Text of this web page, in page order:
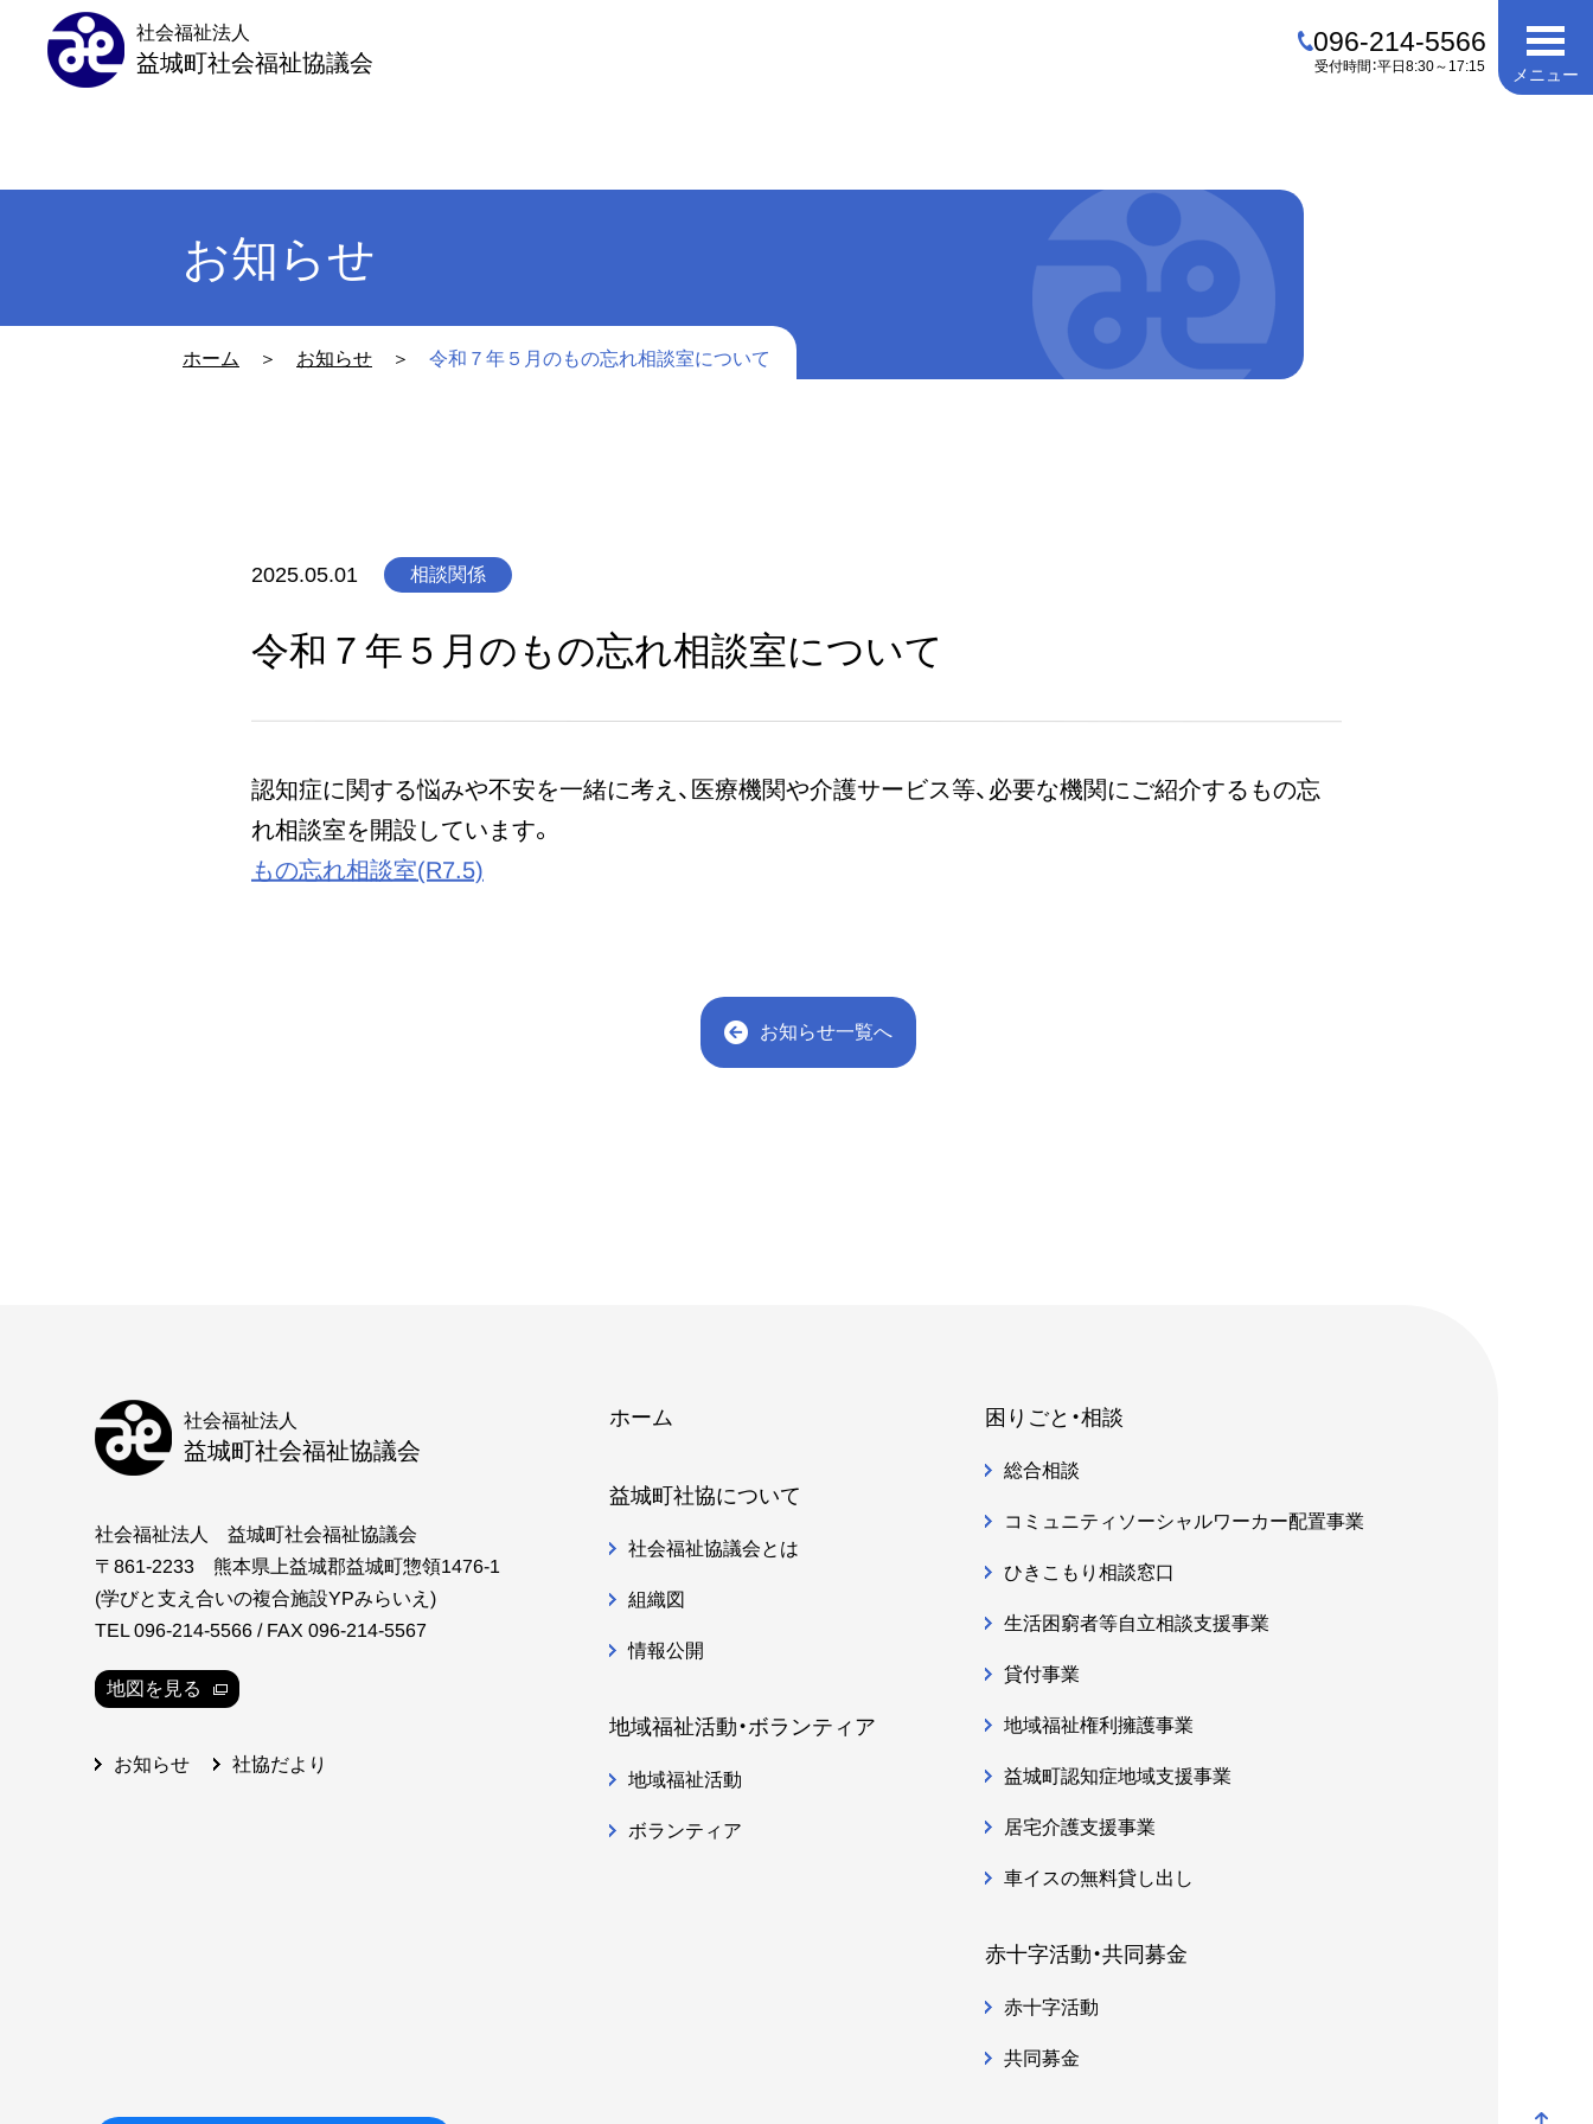
社会福祉法人
益城町社会福祉協議会 メニュー
096-214-5566
受付時間：平日8:30～17:15
お知らせ
ホーム ＞ お知らせ ＞ 令和７年５月のもの忘れ相談室について
2025.05.01 相談関係
令和７年５月のもの忘れ相談室について
認知症に関する悩みや不安を一緒に考え、医療機関や介護サービス等、必要な機関にご紹介するもの忘
れ相談室を開設しています。
もの忘れ相談室(R7.5)
お知らせ一覧へ
社会福祉法人
益城町社会福祉協議会
社会福祉法人 益城町社会福祉協議会
〒861-2233 熊本県上益城郡益城町惣領1476-1
(学びと支え合いの複合施設YPみらいえ)
TEL 096-214-5566 / FAX 096-214-5567
地図を見る
お知らせ 社協だより
ホーム
益城町社協について
社会福祉協議会とは
組織図
情報公開
地域福祉活動・ボランティア
地域福祉活動
ボランティア
困りごと・相談
総合相談
コミュニティソーシャルワーカー配置事業
ひきこもり相談窓口
生活困窮者等自立相談支援事業
貸付事業
地域福祉権利擁護事業
益城町認知症地域支援事業
居宅介護支援事業
車イスの無料貸し出し
赤十字活動・共同募金
赤十字活動
共同募金